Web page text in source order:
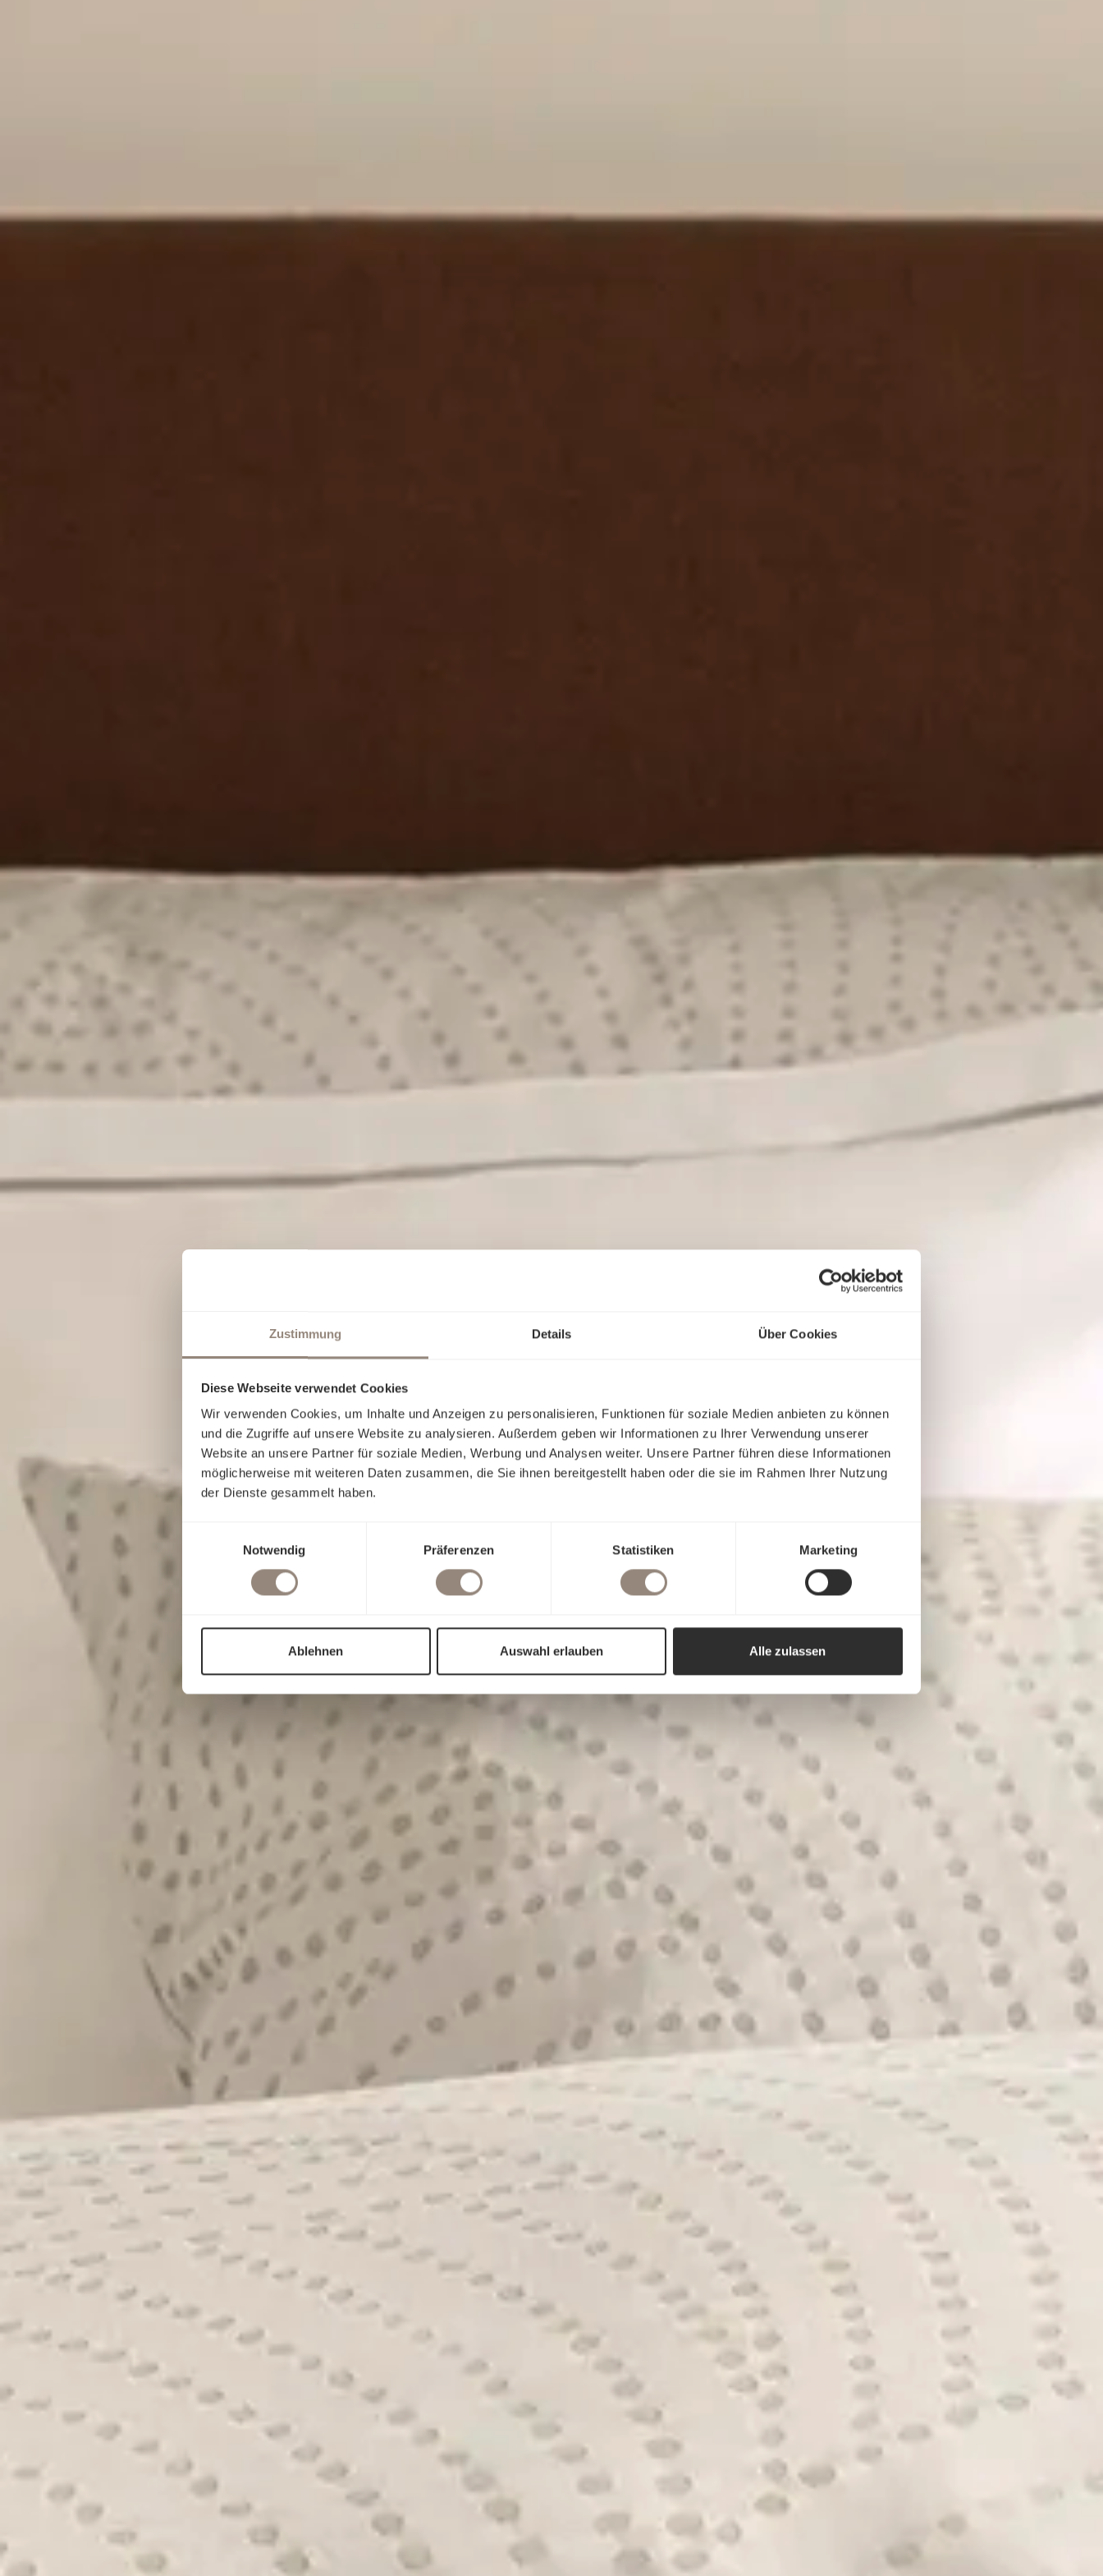
Zustimmung Details Über Cookies
Diese Webseite verwendet Cookies
Wir verwenden Cookies, um Inhalte und Anzeigen zu personalisieren, Funktionen für soziale Medien anbieten zu können
und die Zugriffe auf unsere Website zu analysieren. Außerdem geben wir Informationen zu Ihrer Verwendung unserer
Website an unsere Partner für soziale Medien, Werbung und Analysen weiter. Unsere Partner führen diese Informationen
möglicherweise mit weiteren Daten zusammen, die Sie ihnen bereitgestellt haben oder die sie im Rahmen Ihrer Nutzung
der Dienste gesammelt haben.
Notwendig
Präferenzen Statistiken Marketing
Ablehnen Auswahl erlauben Alle zulassen